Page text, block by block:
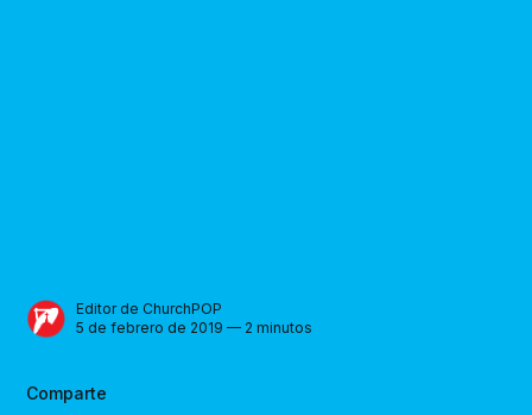
Editor de ChurchPOP
5 de febrero de 2019 — 2 minutos
Comparte